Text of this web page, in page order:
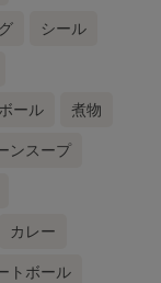
シール
ール 煮物
ンスープ
カレー
トボール